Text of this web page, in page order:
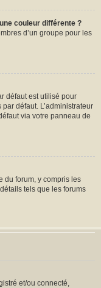
couleur différente ?
d’un groupe pour les
défaut est utilisé pour
défaut. L’administrateur
via votre panneau de
du forum, y compris les
tels que les forums
et/ou connecté,